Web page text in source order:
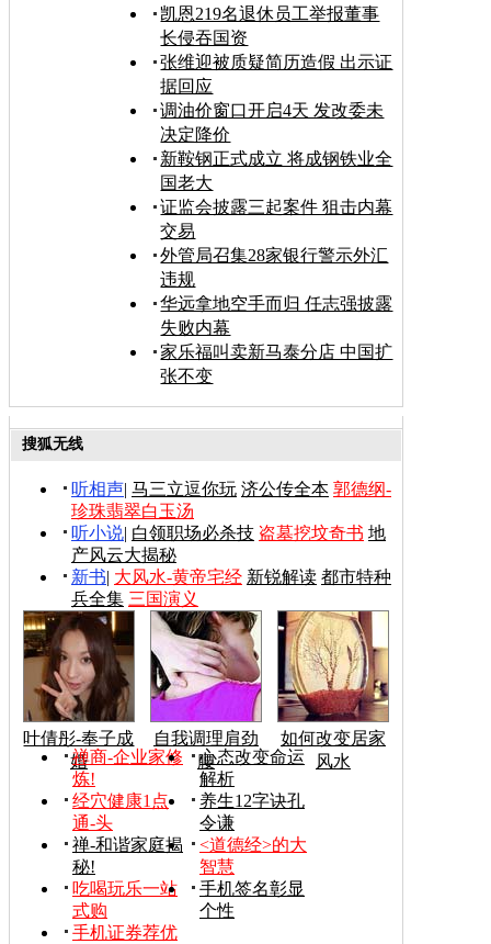
凯恩219名退休员工举报董事
长侵吞国资
张维迎被质疑简历造假 出示证
据回应
调油价窗口开启4天 发改委未
决定降价
新鞍钢正式成立 将成钢铁业全
国老大
证监会披露三起案件 狙击内幕
交易
外管局召集28家银行警示外汇
违规
华远拿地空手而归 任志强披露
失败内幕
家乐福叫卖新马泰分店 中国扩
张不变
搜狐无线
听相声| 马三立逗你玩 济公传全本 郭德纲-
珍珠翡翠白玉汤
听小说| 白领职场必杀技 盗墓挖坟奇书 地
产风云大揭秘
新书| 大风水-黄帝宅经 新锐解读 都市特种
兵全集 三国演义
叶倩彤-奉子成
婚
自我调理肩劲
腰
如何改变居家
风水
禅商-企业家修
炼!
心态改变命运
解析
经穴健康1点
通-头
养生12字诀孔
令谦
禅-和谐家庭揭
秘!
<道德经>的大
智慧
吃喝玩乐一站
式购
手机签名彰显
个性
手机证券荐优